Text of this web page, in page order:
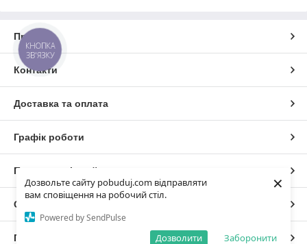
Дозвольте сайту pobuduj.com відправляти
вам сповіщення на робочий стіл.
Powered by SendPulse
Заборонити
Дозволити
×
Про нас
Контакти
Доставка та оплата
Графік роботи
Повна версія сайту
Сайт створено на маркетплейсі
Політика конфіденційності
КНОПКА
ЗВ'ЯЗКУ